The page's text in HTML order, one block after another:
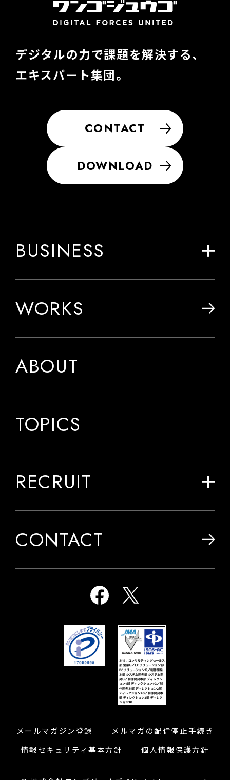
デジタルの力で課題を解決する、
エキスパート集団。
CONTACT
DOWNLOAD
BUSINESS
WORKS
ABOUT
TOPICS
RECRUIT
CONTACT
メールマガジン登録
メルマガの配信停止手続き
情報セキュリティ基本方針
個人情報保護方針